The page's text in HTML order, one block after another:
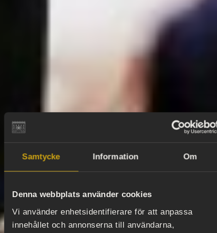
Samtycke Information Om
Denna webbplats använder cookies
Vi använder enhetsidentifierare för att anpassa
innehållet och annonserna till användarna,